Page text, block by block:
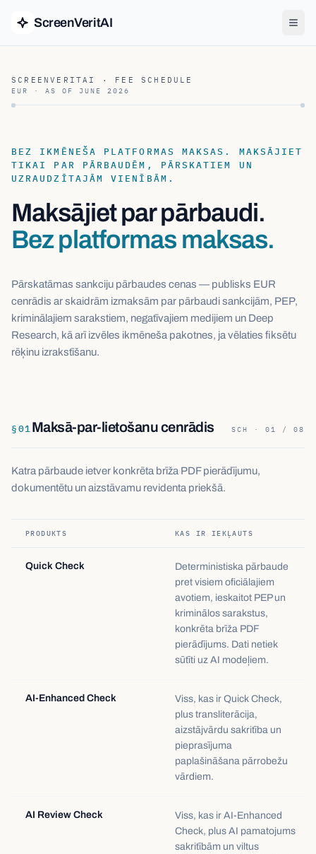
ScreenVeritAI
SCREENVERITAI · FEE SCHEDULE
EUR · AS OF JUNE 2026
BEZ IKMĒNEŠA PLATFORMAS MAKSAS. MAKSĀJIET
TIKAI PAR PĀRBAUDĒM, PĀRSKATIEM UN
UZRAUDZĪTAJĀM VIENĪBĀM.
Maksājiet par pārbaudi.
Bez platformas maksas.
Pārskatāmas sankciju pārbaudes cenas — publisks EUR
cenrādis ar skaidrām izmaksām par pārbaudi sankcijām, PEP,
kriminālajiem sarakstiem, negatīvajiem medijiem un Deep
Research, kā arī izvēles ikmēneša pakotnes, ja vēlaties fiksētu
rēķinu izrakstīšanu.
§01Maksā-par-lietošanu cenrādis SCH · 01 / 08
Katra pārbaude ietver konkrēta brīža PDF pierādījumu,
dokumentētu un aizstāvamu revidenta priekšā.
PRODUKTS KAS IR IEKĻAUTS
Quick Check
Deterministiska pārbaude
pret visiem oficiālajiem
avotiem, ieskaitot PEP un
kriminālos sarakstus,
konkrēta brīža PDF
pierādījums. Dati netiek
sūtīti uz AI modeļiem.
AI-Enhanced Check
Viss, kas ir Quick Check,
plus transliterācija,
aizstājvārdu sakritība un
pieprasījuma
paplašināšana pārrobežu
vārdiem.
AI Review Check
Viss, kas ir AI-Enhanced
Check, plus AI pamatojums
sakritībām un viltus